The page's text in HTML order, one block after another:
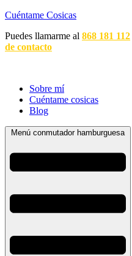
Cuéntame Cosicas
Puedes llamarme al 868 181 112
de contacto
Sobre mí
Cuéntame cosicas
Blog
Menú conmutador hamburguesa